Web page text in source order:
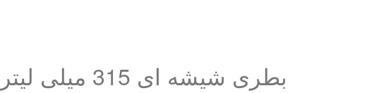
بطری شیشه ای 315 میلی لیتری چای حباب دار با طعم ماچا